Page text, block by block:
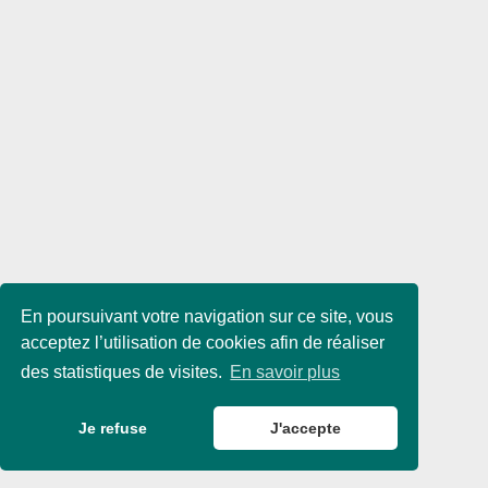
En poursuivant votre navigation sur ce site, vous
acceptez l’utilisation de cookies afin de réaliser
des statistiques de visites. En savoir plus
Je refuse J'accepte